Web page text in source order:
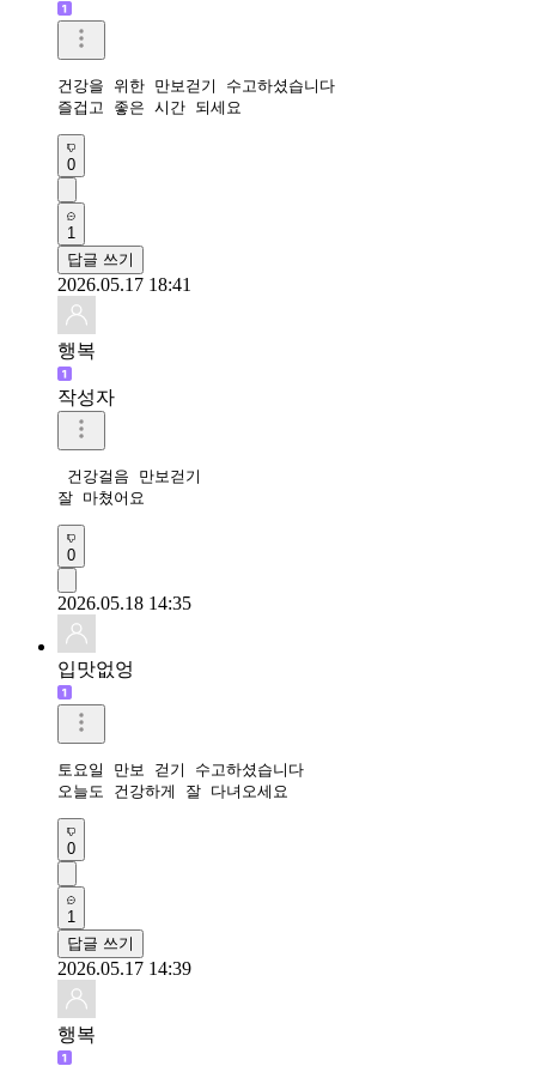
건강을 위한 만보걷기 수고하셨습니다
즐겁고 좋은 시간 되세요
0
1
답글 쓰기
2026.05.17 18:41
행복
작성자
건강걸음 만보걷기
잘 마쳤어요
0
2026.05.18 14:35
입맛없엉
토요일 만보 걷기 수고하셨습니다
오늘도 건강하게 잘 다녀오세요
0
1
답글 쓰기
2026.05.17 14:39
행복